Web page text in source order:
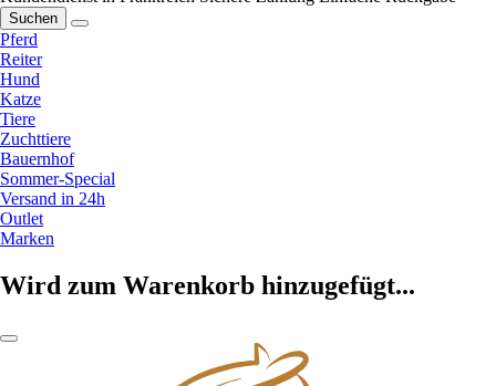
Suchen
Pferd
Reiter
Hund
Katze
Tiere
Zuchttiere
Bauernhof
Sommer-Special
Versand in 24h
Outlet
Marken
Wird zum Warenkorb hinzugefügt...